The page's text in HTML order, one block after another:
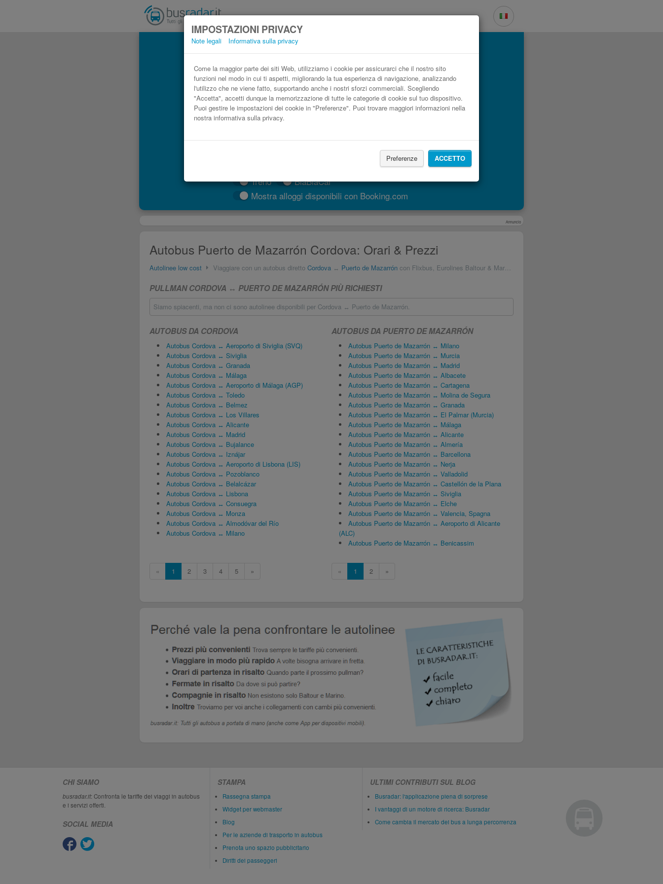
IMPOSTAZIONI PRIVACY
Note legali Informativa sulla privacy
Come la maggior parte dei siti Web, utilizziamo i cookie per assicurarci che il nostro sito
funzioni nel modo in cui ti aspetti, migliorando la tua esperienza di navigazione, analizzando
l'utilizzo che ne viene fatto, supportando anche i nostri sforzi commerciali. Scegliendo
"Accetta", accetti dunque la memorizzazione di tutte le categorie di cookie sul tuo dispositivo.
Puoi gestire le impostazioni dei cookie in "Preferenze". Puoi trovare maggiori informazioni nella
nostra informativa sulla privacy.
Preferenze ACCETTO
Autobus Cordova Puerto de Mazarrón low cost
Treno
BlaBlaCar
Mostra alloggi disponibili con Booking.com
Annuncio
Autobus Puerto de Mazarrón Cordova: Orari & Prezzi
Autolinee low cost Viaggiare con un autobus diretto Cordova ↔ Puerto de Mazarrón con Flixbus, Eurolines Baltour & Marozzi
PULLMAN CORDOVA ↔ PUERTO DE MAZARRÓN PIÙ RICHIESTI
Siamo spiacenti, ma non ci sono autolinee disponibili per Cordova ↔ Puerto de Mazarrón.
AUTOBUS DA CORDOVA
Autobus Cordova ↔ Aeroporto di Siviglia (SVQ)
Autobus Cordova ↔ Siviglia
Autobus Cordova ↔ Granada
Autobus Cordova ↔ Málaga
Autobus Cordova ↔ Aeroporto di Málaga (AGP)
Autobus Cordova ↔ Toledo
Autobus Cordova ↔ Belmez
Autobus Cordova ↔ Los Villares
Autobus Cordova ↔ Alicante
Autobus Cordova ↔ Madrid
Autobus Cordova ↔ Bujalance
Autobus Cordova ↔ Iznájar
Autobus Cordova ↔ Aeroporto di Lisbona (LIS)
Autobus Cordova ↔ Pozoblanco
Autobus Cordova ↔ Belalcázar
Autobus Cordova ↔ Lisbona
Autobus Cordova ↔ Consuegra
Autobus Cordova ↔ Monza
Autobus Cordova ↔ Almodóvar del Río
Autobus Cordova ↔ Milano
« 1 2 3 4 5 »
AUTOBUS DA PUERTO DE MAZARRÓN
Autobus Puerto de Mazarrón ↔ Milano
Autobus Puerto de Mazarrón ↔ Murcia
Autobus Puerto de Mazarrón ↔ Madrid
Autobus Puerto de Mazarrón ↔ Albacete
Autobus Puerto de Mazarrón ↔ Cartagena
Autobus Puerto de Mazarrón ↔ Molina de Segura
Autobus Puerto de Mazarrón ↔ Granada
Autobus Puerto de Mazarrón ↔ El Palmar (Murcia)
Autobus Puerto de Mazarrón ↔ Málaga
Autobus Puerto de Mazarrón ↔ Alicante
Autobus Puerto de Mazarrón ↔ Almería
Autobus Puerto de Mazarrón ↔ Barcellona
Autobus Puerto de Mazarrón ↔ Nerja
Autobus Puerto de Mazarrón ↔ Valladolid
Autobus Puerto de Mazarrón ↔ Castellón de la Plana
Autobus Puerto de Mazarrón ↔ Siviglia
Autobus Puerto de Mazarrón ↔ Elche
Autobus Puerto de Mazarrón ↔ Valencia, Spagna
Autobus Puerto de Mazarrón ↔ Aeroporto di Alicante
(ALC)
Autobus Puerto de Mazarrón ↔ Benicassim
« 1 2 »
CHI SIAMO
busradar.it: Confronta le tariffe dei viaggi in autobus
e i servizi offerti.
SOCIAL MEDIA
STAMPA
Rassegna stampa
Widget per webmaster
Blog
Per le aziende di trasporto in autobus
Prenota uno spazio pubblicitario
Diritti dei passeggeri
ULTIMI CONTRIBUTI SUL BLOG
Busradar: l'applicazione piena di sorprese
I vantaggi di un motore di ricerca: Busradar
Come cambia il mercato dei bus a lunga percorrenza